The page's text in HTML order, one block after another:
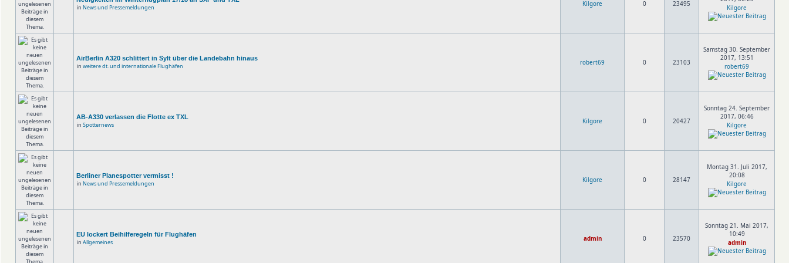
in News und Pressemeldungen Kilgore 0 23495
Kilgore
AirBerlin A320 schlittert in Sylt über die Landebahn hinaus
in weitere dt. und internationale Flughäfen robert69 0 23103
Samstag 30. September
2017, 13:51
robert69
AB-A330 verlassen die Flotte ex TXL
in Spotternews Kilgore 0 20427
Sonntag 24. September
2017, 06:46
Kilgore
Berliner Planespotter vermisst !
in News und Pressemeldungen Kilgore 0 28147
Montag 31. Juli 2017,
20:08
Kilgore
EU lockert Beihilferegeln für Flughäfen
in Allgemeines admin 0 23570
Sonntag 21. Mai 2017,
10:49
admin